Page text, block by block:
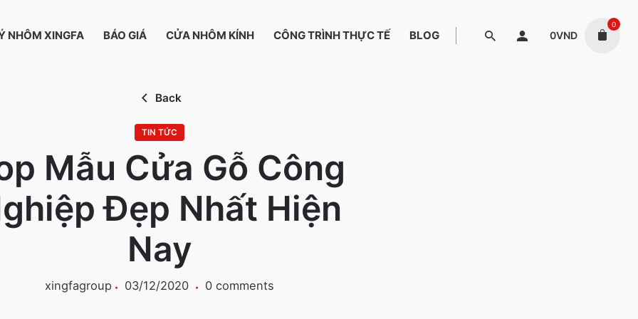
NHÔM XINGFA BÁO GIÁ CỬA NHÔM KÍNH CÔNG TRÌNH THỰC TẾ BLOG 0VND
0
Back
TIN TỨC
Mẫu Cửa Gỗ Công
Đẹp Nhất Hiện
Nay
xingfagroup 03/12/2020 0 comments